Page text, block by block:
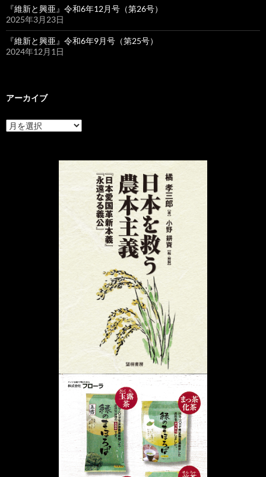
『維新と興亜』令和6年12月号（第26号）
2025年3月23日
『維新と興亜』令和6年9月号（第25号）
2024年12月1日
アーカイブ
ア
ー